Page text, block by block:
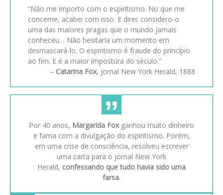
“Não me importo com o espiritismo. No que me
concerne, acabei com isso. E direi: considero-o
uma das maiores pragas que o mundo jamais
conheceu… Não hesitaria um momento em
desmascará-lo. O espiritismo é fraude do princípio
ao fim. E é a maior impostura do século.”
– Catarina Fox, jornal New York Herald, 1888
Por 40 anos, Margarida Foxganhou muito dinheiro
e fama com a divulgação do espiritismo. Porém,
em uma crise de consciência, resolveu escrever
uma carta para o jornal New York
Herald, confessando que tudo havia sido uma
farsa.